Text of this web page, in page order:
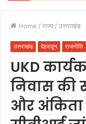
Home / राज्य / उत्तराखंड
उत्तराखंड देहरादून राजनीति
UKD
निवास की
और अंकिता